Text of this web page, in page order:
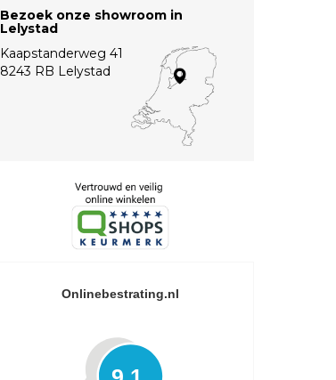
Bezoek onze showroom in
Lelystad
Kaapstanderweg 41
8243 RB Lelystad
Onlinebestrating.nl